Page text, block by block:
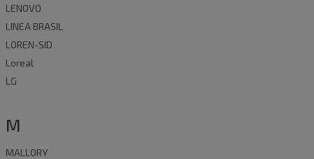
LENOVO
LINEA BRASIL
LOREN-SID
Loreal
LG
M
MALLORY